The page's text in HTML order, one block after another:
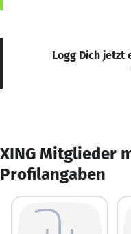
Logg Dich jetzt
XING Mitglieder
Profilangaben